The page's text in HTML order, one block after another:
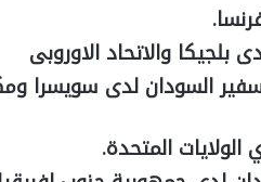
والاتحاد الاوروبى
السودان لدى سويسرا
المتحدة.